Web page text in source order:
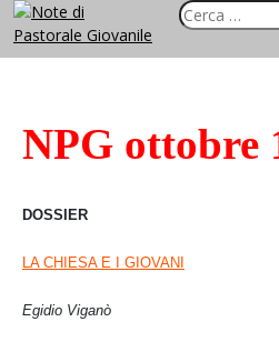
NPG ottobre
DOSSIER
LA CHIESA E I GIOVANI
Egidio Viganò